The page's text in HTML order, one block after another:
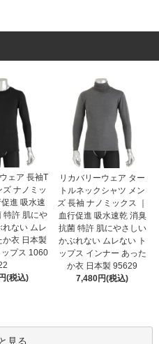
ェア 長袖T
ズ ナノミッ
進 吸水速
特許 肌にや
れない ムレ
か衣 日本製
プス 1060
(税込)
リカバリーウェア ター
トルネックシャツ メン
ズ 長袖 ナノミックス ｜
血行促進 吸水速乾 消臭
抗菌 特許 肌にやさしい
かぶれない ムレない ト
ップス インナー あった
か衣 日本製 95629
7,480円(税込)
見る